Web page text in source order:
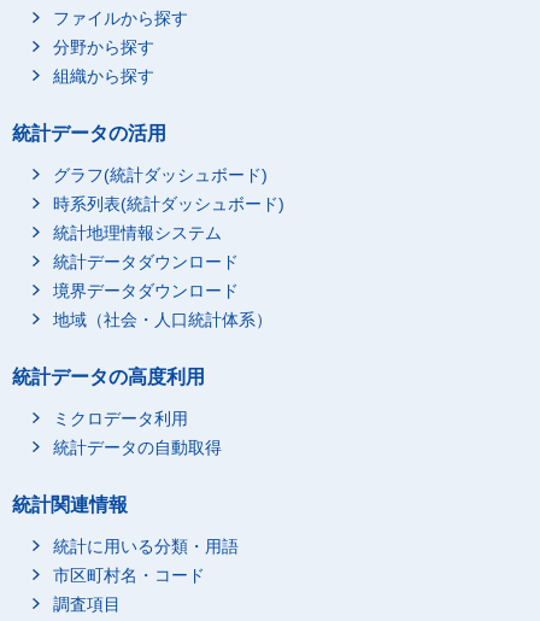
ファイルから探す
分野から探す
組織から探す
統計データの活用
グラフ(統計ダッシュボード)
時系列表(統計ダッシュボード)
統計地理情報システム
統計データダウンロード
境界データダウンロード
地域（社会・人口統計体系）
統計データの高度利用
ミクロデータ利用
統計データの自動取得
統計関連情報
統計に用いる分類・用語
市区町村名・コード
調査項目